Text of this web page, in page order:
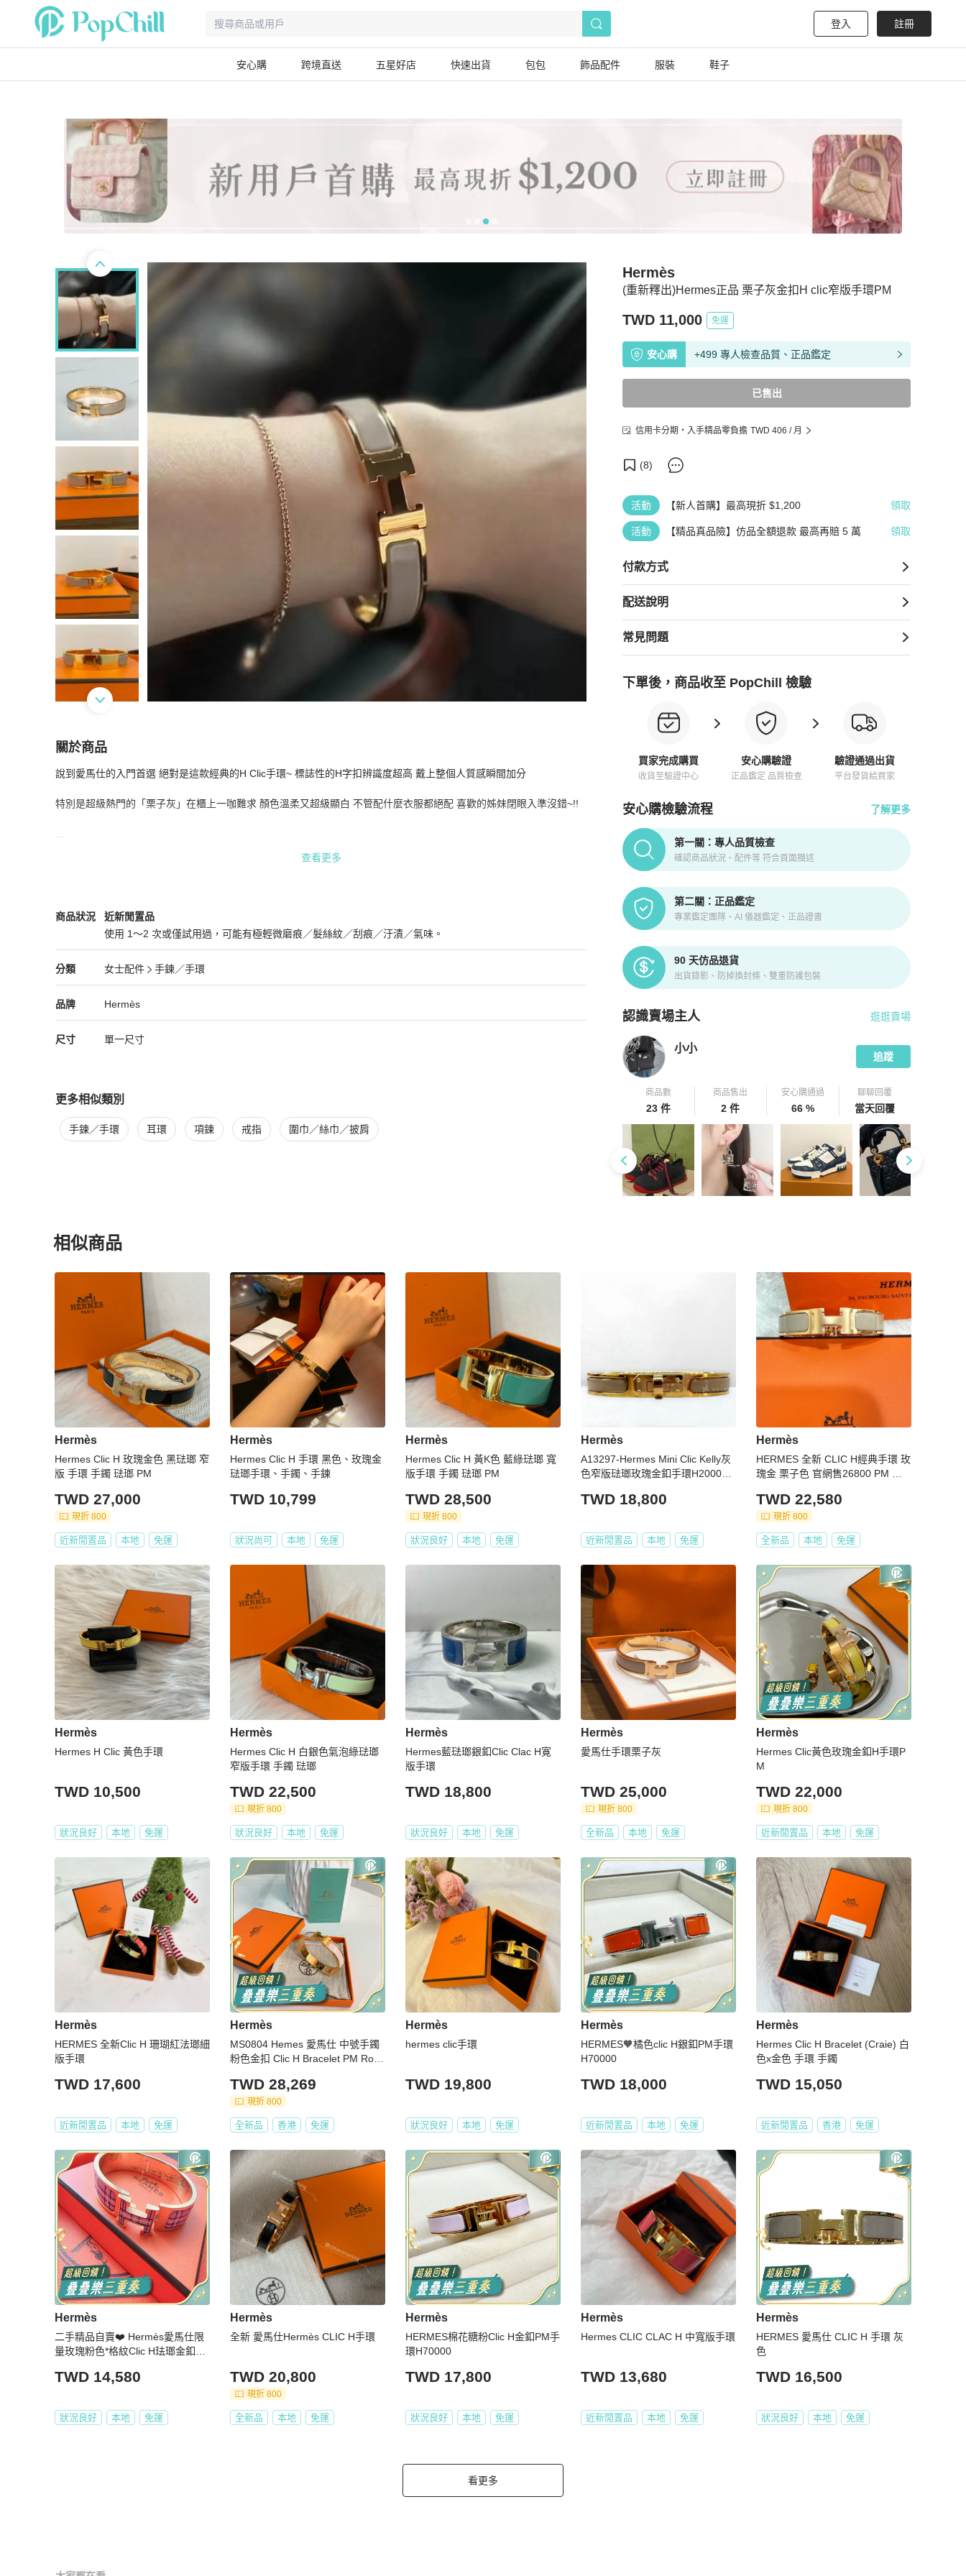
登入 註冊
安心購 跨境直送 五星好店 快速出貨 包包 飾品配件 服裝 鞋子
(重新釋出)Hermes正品 栗子灰金扣H clic窄版手環PM
Hermès
TWD 11,000 免運
安心購 +499 專人檢查品質、正品鑑定
已售出
信用卡分期・入手精品零負擔 TWD 406 / 月
(8)
活動 【新人首購】最高現折 $1,200 領取
活動 【精品真品險】仿品全額退款 最高再賠 5 萬 領取
付款方式
配送說明
常見問題
下單後，商品收至 PopChill 檢驗
買家完成購買
收貨至驗證中心
安心購驗證
正品鑑定 品質檢查
驗證通過出貨
平台發貨給買家
安心購檢驗流程 了解更多
PopChill拍拍圈正品驗證、安心購檢驗流程介紹
第一關：專人品質檢查
確認商品狀況、配件等 符合頁面描述
第二關：正品鑑定
專業鑑定團隊、AI 儀器鑑定、正品證書
90 天仿品退貨
出貨錄影、防掉換封條、雙重防護包裝
認識賣場主人
PopChill 拍拍圈嚴選賣家
逛逛賣場
小小
追蹤
商品數
23 件
商品售出
2 件
安心購通過
66 %
聊聊回覆
當天回覆
關於商品
關於(重新釋出)Hermes正品 栗子灰金扣H clic窄版手環PM商品詳情與購買須知
說到愛馬仕的入門首選 絕對是這款經典的H Clic手環~ 標誌性的H字扣辨識度超高 戴上整個人質感瞬間加分
特別是超級熱門的「栗子灰」在櫃上一咖難求 顏色溫柔又超級顯白 不管配什麼衣服都絕配 喜歡的姊妹閉眼入準沒錯~!!
🔹尺寸 : 手圍16cm左右
查看更多
商品狀況
Hermès女士配件商品狀態與細節
近新閒置品
使用 1～2 次或僅試用過，可能有極輕微磨痕／髮絲紋／刮痕／汙漬／氣味。
近新閒置品
分類
Hermès 女士配件分類資訊
女士配件
手鍊／手環
女士配件/手鍊／手環推薦
品牌
Hermès 精品女士配件
Hermès
Hermès 推薦清單
尺寸 單一尺寸
更多相似類別
更多Hermès女士配件相似商品推薦
手鍊／手環 耳環 項鍊 戒指 圍巾／絲巾／披肩
相似商品
更多相似Hermès女士配件推薦精品
Hermès
Hermes Clic H 玫瑰金色 黑琺瑯 窄
版 手環 手鐲 琺瑯 PM
TWD 27,000
現折 800
近新閒置品 本地 免運
Hermès
Hermes Clic H 手環 黑色、玫瑰金
琺瑯手環、手鐲、手鍊
TWD 10,799
狀況尚可 本地 免運
Hermès
Hermes Clic H 黃K色 藍綠琺瑯 寬
版手環 手鐲 琺瑯 PM
TWD 28,500
現折 800
狀況良好 本地 免運
Hermès
A13297-Hermes Mini Clic Kelly灰
色窄版琺瑯玫瑰金釦手環H200004
TWD 18,800
近新閒置品 本地 免運
Hermès
HERMES 全新 CLIC H經典手環 玫
瑰金 栗子色 官網售26800 PM 小
TWD 22,580
現折 800
全新品 本地 免運
Hermès
Hermes H Clic 黃色手環
TWD 10,500
狀況良好 本地 免運
Hermès
Hermes Clic H 白銀色氣泡綠琺瑯
窄版手環 手鐲 琺瑯
TWD 22,500
現折 800
狀況良好 本地 免運
Hermès
Hermes藍琺瑯銀釦Clic Clac H寛
版手環
TWD 18,800
狀況良好 本地 免運
Hermès
愛馬仕手環栗子灰
TWD 25,000
現折 800
全新品 本地 免運
Hermès
Hermes Clic黃色玫瑰金釦H手環P
M
TWD 22,000
現折 800
近新閒置品 本地 免運
Hermès
HERMES 全新Clic H 珊瑚紅法瑯細
版手環
TWD 17,600
近新閒置品 本地 免運
Hermès
MS0804 Hemes 愛馬仕 中號手鐲
粉色金扣 Clic H Bracelet PM Rose
TWD 28,269
現折 800
全新品 香港 免運
Hermès
hermes clic手環
TWD 19,800
狀況良好 本地 免運
Hermès
HERMES🧡橘色clic H銀釦PM手環
H70000
TWD 18,000
近新閒置品 本地 免運
Hermès
Hermes Clic H Bracelet (Craie) 白
色x金色 手環 手鐲
TWD 15,050
近新閒置品 香港 免運
Hermès
二手精品自賣❤️ Hermès愛馬仕限
量玫瑰粉色*格紋Clic H珐瑯金釦手
TWD 14,580
狀況良好 本地 免運
Hermès
全新 愛馬仕Hermès CLIC H手環
TWD 20,800
現折 800
全新品 本地 免運
Hermès
HERMES棉花糖粉Clic H金釦PM手
環H70000
TWD 17,800
狀況良好 本地 免運
Hermès
Hermes CLIC CLAC H 中寬版手環
TWD 13,680
近新閒置品 本地 免運
Hermès
HERMES 愛馬仕 CLIC H 手環 灰
色
TWD 16,500
狀況良好 本地 免運
看更多